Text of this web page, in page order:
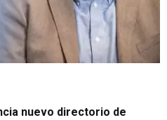
nuevo directorio de